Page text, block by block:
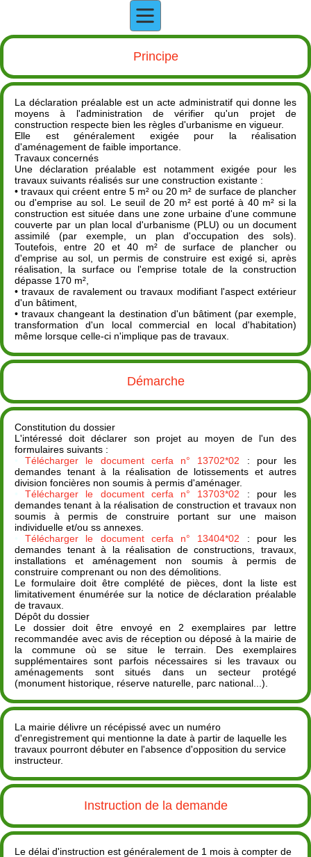
Principe
La déclaration préalable est un acte administratif qui donne les
moyens à l'administration de vérifier qu'un projet de
construction respecte bien les règles d'urbanisme en vigueur.
Elle est généralement exigée pour la réalisation
d'aménagement de faible importance.
Travaux concernés
Une déclaration préalable est notamment exigée pour les
travaux suivants réalisés sur une construction existante :
• travaux qui créent entre 5 m² ou 20 m² de surface de plancher
ou d'emprise au sol. Le seuil de 20 m² est porté à 40 m² si la
construction est située dans une zone urbaine d'une commune
couverte par un plan local d'urbanisme (PLU) ou un document
assimilé (par exemple, un plan d'occupation des sols).
Toutefois, entre 20 et 40 m² de surface de plancher ou
d'emprise au sol, un permis de construire est exigé si, après
réalisation, la surface ou l'emprise totale de la construction
dépasse 170 m²,
• travaux de ravalement ou travaux modifiant l'aspect extérieur
d'un bâtiment,
• travaux changeant la destination d'un bâtiment (par exemple,
transformation d'un local commercial en local d'habitation)
même lorsque celle-ci n'implique pas de travaux.
Démarche
Constitution du dossier
L'intéressé doit déclarer son projet au moyen de l'un des
formulaires suivants :
•Télécharger le document cerfa n° 13702*02 : pour les
demandes tenant à la réalisation de lotissements et autres
division foncières non soumis à permis d'aménager.
•Télécharger le document cerfa n° 13703*02 : pour les
demandes tenant à la réalisation de construction et travaux non
soumis à permis de construire portant sur une maison
individuelle et/ou ss annexes.
•Télécharger le document cerfa n° 13404*02 : pour les
demandes tenant à la réalisation de constructions, travaux,
installations et aménagement non soumis à permis de
construire comprenant ou non des démolitions.
Le formulaire doit être complété de pièces, dont la liste est
limitativement énumérée sur la notice de déclaration préalable
de travaux.
Dépôt du dossier
Le dossier doit être envoyé en 2 exemplaires par lettre
recommandée avec avis de réception ou déposé à la mairie de
la commune où se situe le terrain. Des exemplaires
supplémentaires sont parfois nécessaires si les travaux ou
aménagements sont situés dans un secteur protégé
(monument historique, réserve naturelle, parc national...).
La mairie délivre un récépissé avec un numéro
d'enregistrement qui mentionne la date à partir de laquelle les
travaux pourront débuter en l'absence d'opposition du service
instructeur.
Instruction de la demande
Le délai d'instruction est généralement de 1 mois à compter de